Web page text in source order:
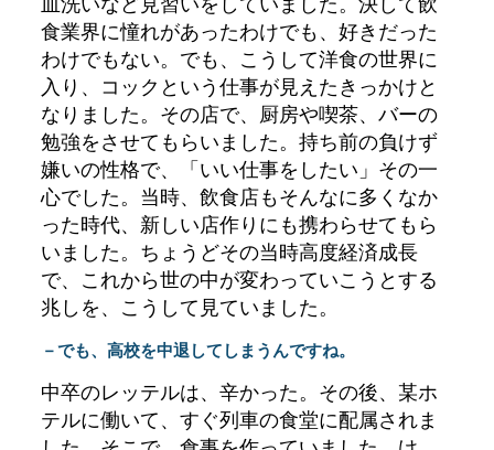
食業界に憧れがあったわけでも、好きだった
わけでもない。でも、こうして洋食の世界に
入り、コックという仕事が見えたきっかけと
なりました。その店で、厨房や喫茶、バーの
勉強をさせてもらいました。持ち前の負けず
嫌いの性格で、「いい仕事をしたい」その一
心でした。当時、飲食店もそんなに多くなか
った時代、新しい店作りにも携わらせてもら
いました。ちょうどその当時高度経済成長
で、これから世の中が変わっていこうとする
兆しを、こうして見ていました。
－でも、高校を中退してしまうんですね。
中卒のレッテルは、辛かった。その後、某ホ
テルに働いて、すぐ列車の食堂に配属されま